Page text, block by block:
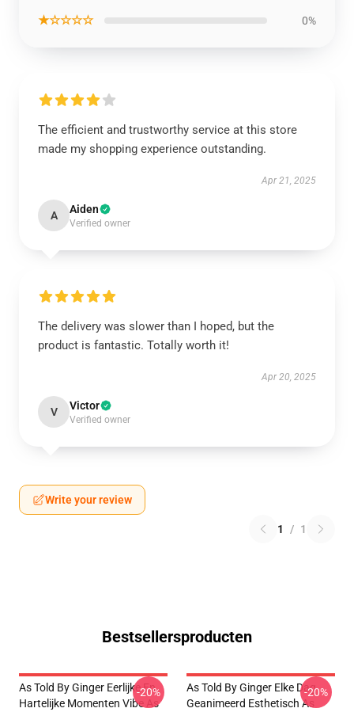
★☆☆☆☆ 0%
The efficient and trustworthy service at this store
made my shopping experience outstanding.
Apr 21, 2025
A Aiden
Verified owner
The delivery was slower than I hoped, but the
product is fantastic. Totally worth it!
Apr 20, 2025
V Victor
Verified owner
Write your review
1 / 1
Bestsellersproducten
As Told By Ginger Eerlijke En
Hartelijke Momenten Vibe As
-20%
As Told By Ginger Elke Dag
Geanimeerd Esthetisch As
-20%